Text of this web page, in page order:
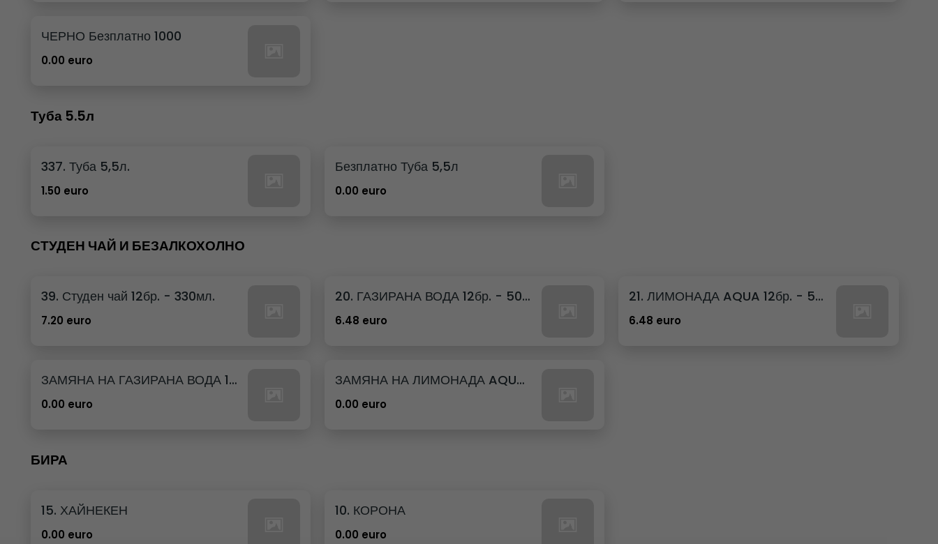
ЧЕРНО Безплатно 1000
0.00 euro
Туба 5.5л
337. Туба 5,5л.
1.50 euro
Безплатно Туба 5,5л
0.00 euro
СТУДЕН ЧАЙ И БЕЗАЛКОХОЛНО
39. Студен чай 12бр. - 330мл.
7.20 euro
20. ГАЗИРАНА ВОДА 12бр. - 500мл
6.48 euro
21. ЛИМОНАДА AQUA 12бр. - 500мл
6.48 euro
ЗАМЯНА НА ГАЗИРАНА ВОДА 12бр. - 500мл
0.00 euro
ЗАМЯНА НА ЛИМОНАДА AQUA 12бр. - 500мл
0.00 euro
БИРА
15. ХАЙНЕКЕН
0.00 euro
10. КОРОНА
0.00 euro